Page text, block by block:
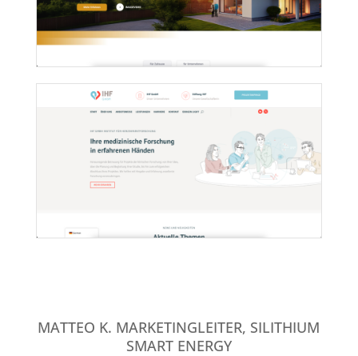
MATTEO K. MARKETINGLEITER, SILITHIUM
SMART ENERGY